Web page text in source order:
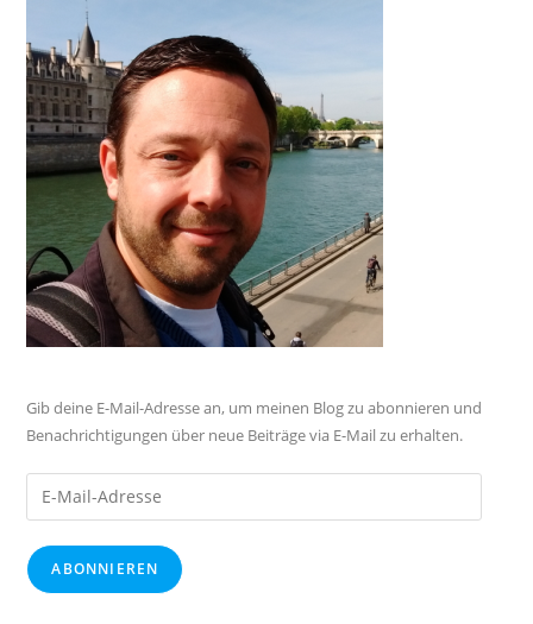
Gib deine E-Mail-Adresse an, um meinen Blog zu abonnieren und
Benachrichtigungen über neue Beiträge via E-Mail zu erhalten.
Mail-
Adresse
ABONNIEREN